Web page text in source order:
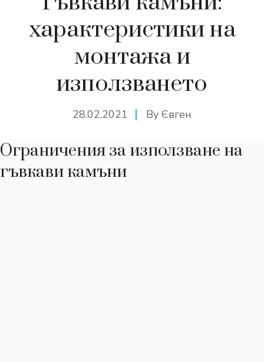
характеристики на
монтажа и
използването
28.02.2021 By Євген
Ограничения за използване на
гъвкави камъни